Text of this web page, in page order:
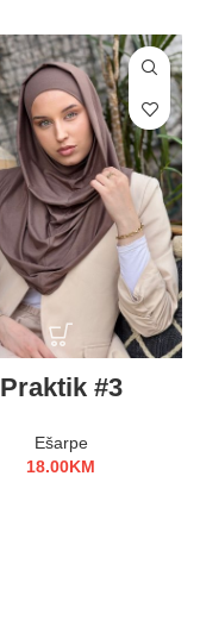
Praktik #3
Ešarpe
18.00KM